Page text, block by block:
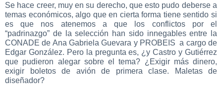
Se hace creer, muy en su derecho, que esto pudo deberse a
temas económicos, algo que en cierta forma tiene sentido si
es que nos atenemos a que los conflictos por el
“padrinazgo” de la selección han sido innegables entre la
CONADE de Ana Gabriela Guevara y PROBEIS a cargo de
Edgar González. Pero la pregunta es, ¿y Castro y Gutiérrez
que pudieron alegar sobre el tema? ¿Exigir más dinero,
exigir boletos de avión de primera clase. Maletas de
diseñador?